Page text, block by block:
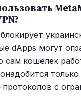
dApps могут
сам кошелёк
только
с